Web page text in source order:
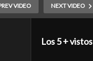
VIDEO NEXT VIDEO
Los 5 + vistos